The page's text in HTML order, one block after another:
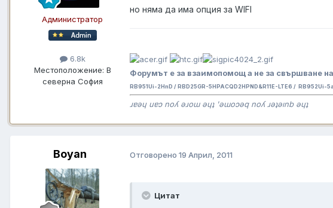
Администратор
6.8k
Местоположение: В
северна София
но няма да има опция за WIFI
Форумът е за взаимопомощ а не за свършване
RB951Ui-2HnD / RBD25GR-5HPACQD2HPND&R11E-LTE6 / RB952Ui-
ɹɐǝɥ uɐɔ noʎ ǝɹoɯ ǝɥʇ 'ǝɯoɔǝq noʎ ɹǝʇǝınb ǝɥʇ
Boyan Отговорено 19 Април, 2011
Цитат